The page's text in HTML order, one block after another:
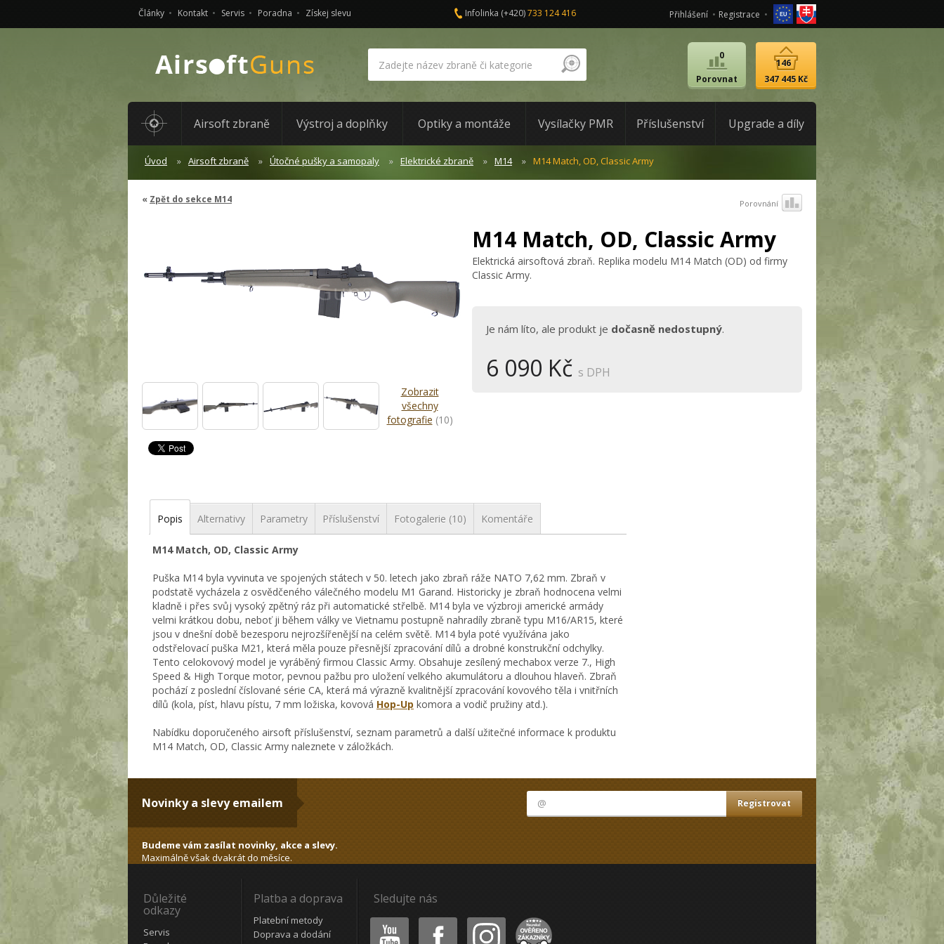
Články Kontakt Servis Poradna Získej slevu Infolinka (+420)733 124 416 Přihlášení Registrace
Porovnat
0
347 445 Kč
146
Airsoft zbraně Výstroj a doplňky Optiky a montáže Vysílačky PMR Příslušenství Upgrade a díly
Úvod Airsoft zbraně Útočné pušky a samopaly Elektrické zbraně M14 M14 Match, OD, Classic Army
Zpět do sekce M14 Porovnání
Zobrazit
všechny
fotografie (10)
M14 Match, OD, Classic Army
Elektrická airsoftová zbraň. Replika modelu M14 Match (OD) od firmy
Classic Army.
Je nám líto, ale produkt je dočasně nedostupný.
6 090 Kč s DPH
Popis Alternativy Parametry Příslušenství Fotogalerie (10) Komentáře
M14 Match, OD, Classic Army
Puška M14 byla vyvinuta ve spojených státech v 50. letech jako zbraň ráže NATO 7,62 mm. Zbraň v
podstatě vycházela z osvědčeného válečného modelu M1 Garand. Historicky je zbraň hodnocena velmi
kladně i přes svůj vysoký zpětný ráz při automatické střelbě. M14 byla ve výzbroji americké armády
velmi krátkou dobu, neboť ji během války ve Vietnamu postupně nahradíly zbraně typu M16/AR15, které
jsou v dnešní době bezesporu nejrozšířenější na celém světě. M14 byla poté využívána jako
odstřelovací puška M21, která měla pouze přesnější zpracování dílů a drobné konstrukční odchylky.
Tento celokovový model je vyráběný firmou Classic Army. Obsahuje zesílený mechabox verze 7., High
Speed & High Torque motor, pevnou pažbu pro uložení velkého akumulátoru a dlouhou hlaveň. Zbraň
pochází z poslední číslované série CA, která má výrazně kvalitnější zpracování kovového těla i vnitřních
dílů (kola, píst, hlavu pístu, 7 mm ložiska, kovová Hop-Up komora a vodič pružiny atd.).
Nabídku doporučeného airsoft příslušenství, seznam parametrů a další užitečné informace k produktu
M14 Match, OD, Classic Army naleznete v záložkách.
Novinky a slevy emailem
Budeme vám zasílat novinky, akce a slevy.
Maximálně však dvakrát do měsíce.
Důležité
odkazy
Servis
Platba a doprava
Platební metody
Doprava a dodání
Sledujte nás
Youtube Facebook Instagram Heureka